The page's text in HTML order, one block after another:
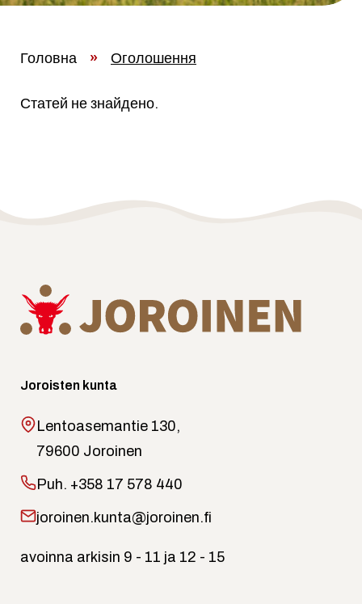
Головна » Оголошення
Статей не знайдено.
Joroisten kunta
Lentoasemantie 130,
79600 Joroinen
Puh. +358 17 578 440
joroinen.kunta@joroinen.fi
avoinna arkisin 9 - 11 ja 12 - 15